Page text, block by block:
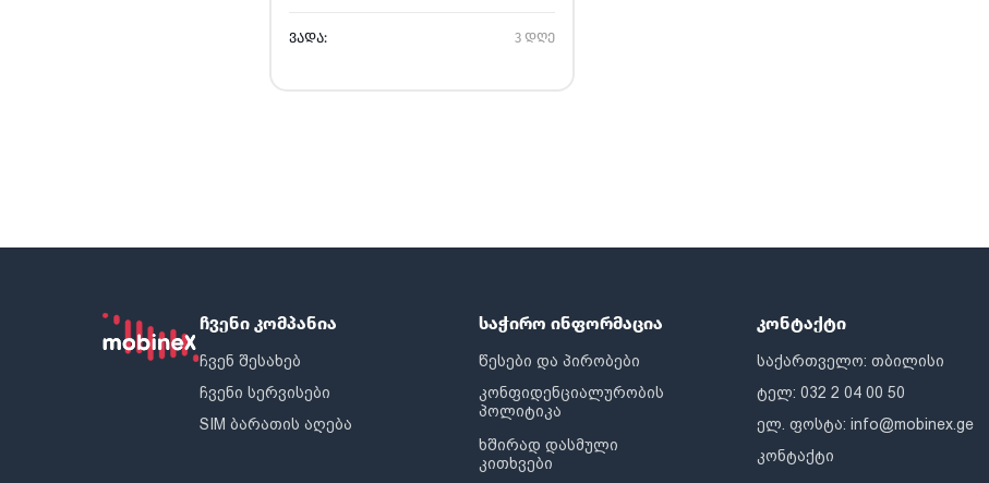
ᲕᲐᲓᲐ: 3 დღე
ჩვენი კომპანია
ჩვენ შესახებ
ჩვენი სერვისები
SIM ბარათის აღება
საჭირო ინფორმაცია
წესები და პირობები
კონფიდენციალურობის
პოლიტიკა
ხშირად დასმული
კითხვები
კონტაქტი
საქართველო: თბილისი
ტელ: 032 2 04 00 50
ელ. ფოსტა:info@mobinex.ge
კონტაქტი